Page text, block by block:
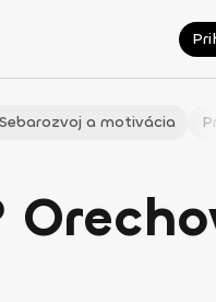
Sebarozvoj a motivácia